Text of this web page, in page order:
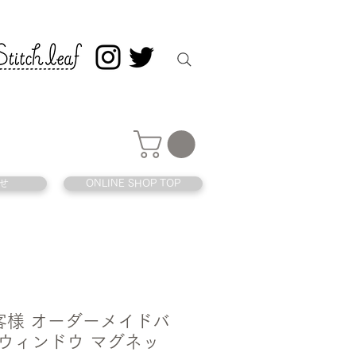
オーダーメイドバ
ィンドウ マグネッ
ONLINE SHOP TOP